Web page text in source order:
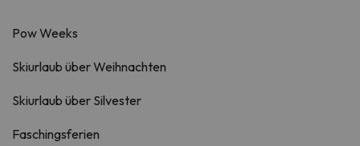
Pow Weeks
Skiurlaub über Weihnachten
Skiurlaub über Silvester
Faschingsferien